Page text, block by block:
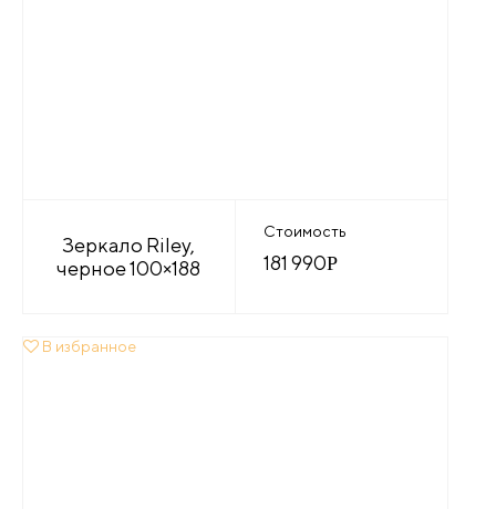
Зеркало Riley,
черное 100×188
Стоимость
181 990Р
В избранное